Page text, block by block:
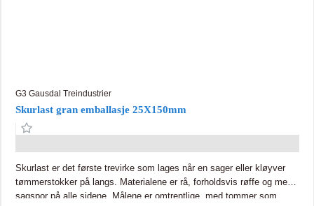
G3 Gausdal Treindustrier
Skurlast gran emballasje 25X150mm
Skurlast er det første trevirke som lages når en sager eller kløyver
tømmerstokker på langs. Materialene er rå, forholdsvis røffe og med
sagspor på alle sidene. Målene er omtrentlige, med tommer som